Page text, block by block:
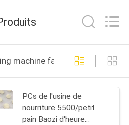
machine fabrication en ligne
PCs de l'usine de
nourriture 5500/petit
pain Baozi d'heure